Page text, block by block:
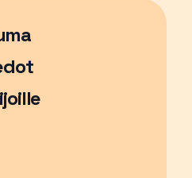
ikkunassa